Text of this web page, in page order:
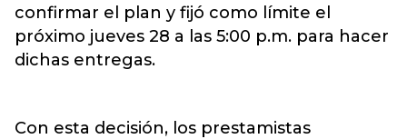
confirmar el plan y fijó como límite el
próximo jueves 28 a las 5:00 p.m. para hacer
dichas entregas.
Con esta decisión, los prestamistas